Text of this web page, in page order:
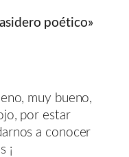
poético»
muy bueno,
por estar
a conocer
¡